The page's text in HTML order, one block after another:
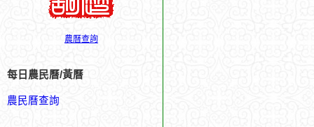
農曆查詢
每日農民曆/黃曆
農民曆查詢